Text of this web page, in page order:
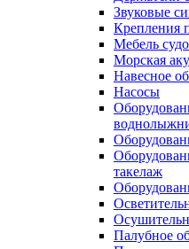
Звуковые
Крепления
Мебель
Морская
Навесное
Насосы
такелаж
Палубное